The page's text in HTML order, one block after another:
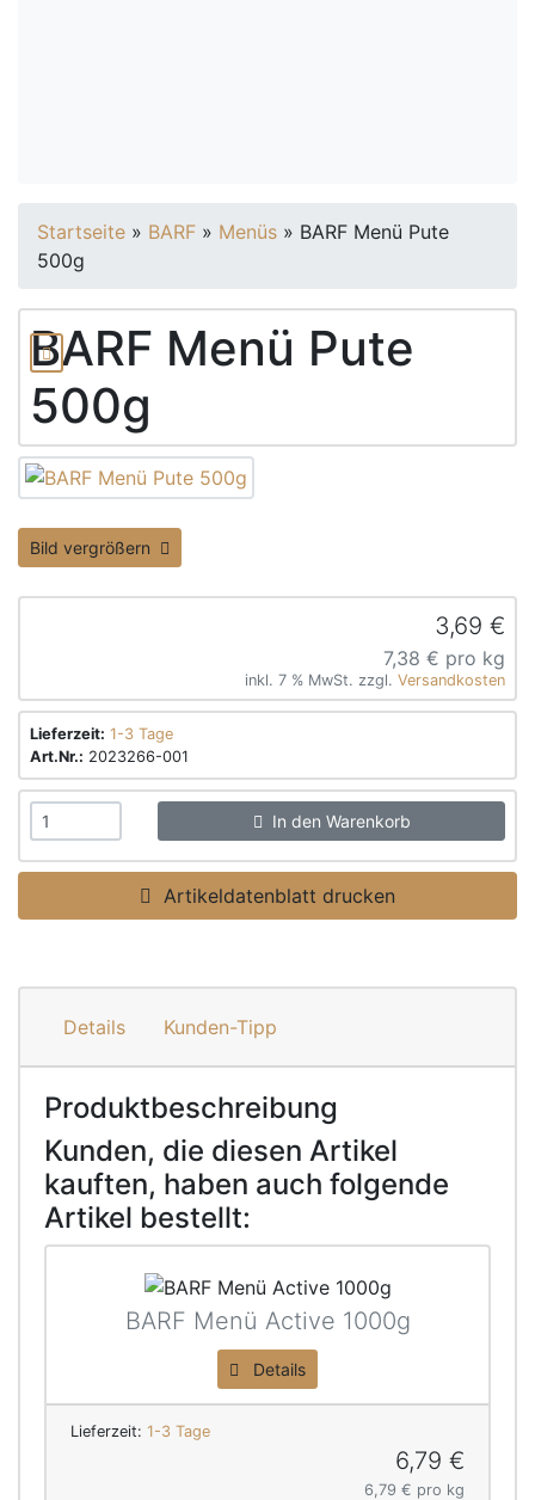
Startseite » BARF » Menüs » BARF Menü Pute
500g
BARF Menü Pute
500g
Bild vergrößern
3,69 €
7,38 € pro kg
inkl. 7 % MwSt. zzgl. Versandkosten
Lieferzeit: 1-3 Tage
Art.Nr.: 2023266-001
In den Warenkorb
Artikeldatenblatt drucken
Details Kunden-Tipp
Produktbeschreibung
Kunden, die diesen Artikel
kauften, haben auch folgende
Artikel bestellt:
BARF Menü Active 1000g
Details
Lieferzeit: 1-3 Tage
6,79 €
6,79 € pro kg